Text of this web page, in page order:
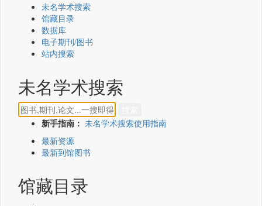
未名学术搜索
馆藏目录
数据库
电子期刊/图书
站内搜索
未名学术搜索
新手指南： 未名学术搜索使用指南
最新资源
最新到馆图书
馆藏目录